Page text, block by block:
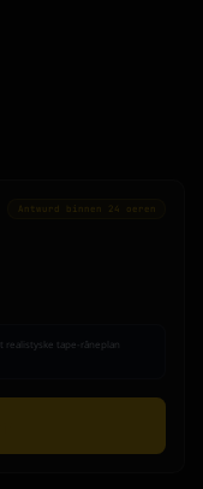
Antwurd binnen 24 oeren
tape-râneplan